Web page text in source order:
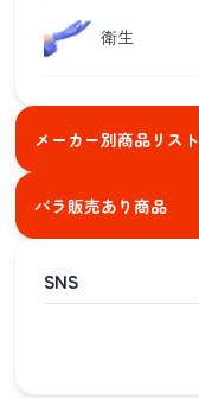
衛生
メーカー別商品リスト
バラ販売あり商品
SNS